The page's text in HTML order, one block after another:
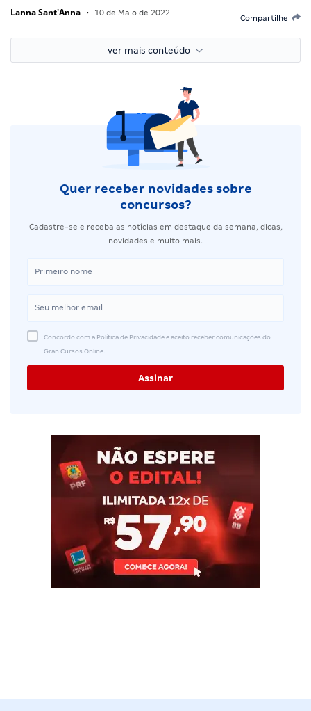
Lanna Sant'Anna • 10 de Maio de 2022
Compartilhe
ver mais conteúdo
Quer receber novidades sobre
concursos?
Cadastre-se e receba as notícias em destaque da semana, dicas,
novidades e muito mais.
Concordo com a Política de Privacidade e aceito receber comunicações do
Gran Cursos Online.